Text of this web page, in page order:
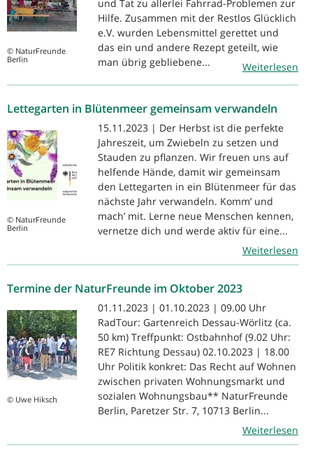
© NaturFreunde
Berlin
und Tat zu allerlei Fahrrad-Problemen zur
Hilfe. Zusammen mit der Restlos Glücklich
e.V. wurden Lebensmittel gerettet und
das ein und andere Rezept geteilt, wie
man übrig gebliebene...
Weiterlesen
Lettegarten in Blütenmeer gemeinsam verwandeln
© NaturFreunde
Berlin
15.11.2023 | Der Herbst ist die perfekte
Jahreszeit, um Zwiebeln zu setzen und
Stauden zu pflanzen. Wir freuen uns auf
helfende Hände, damit wir gemeinsam
den Lettegarten in ein Blütenmeer für das
nächste Jahr verwandeln. Komm’ und
mach’ mit. Lerne neue Menschen kennen,
vernetze dich und werde aktiv für eine...
Weiterlesen
Termine der NaturFreunde im Oktober 2023
© Uwe Hiksch
01.11.2023 | 01.10.2023 | 09.00 Uhr
RadTour: Gartenreich Dessau-Wörlitz (ca.
50 km) Treffpunkt: Ostbahnhof (9.02 Uhr:
RE7 Richtung Dessau) 02.10.2023 | 18.00
Uhr Politik konkret: Das Recht auf Wohnen
zwischen privaten Wohnungsmarkt und
sozialen Wohnungsbau** NaturFreunde
Berlin, Paretzer Str. 7, 10713 Berlin...
Weiterlesen